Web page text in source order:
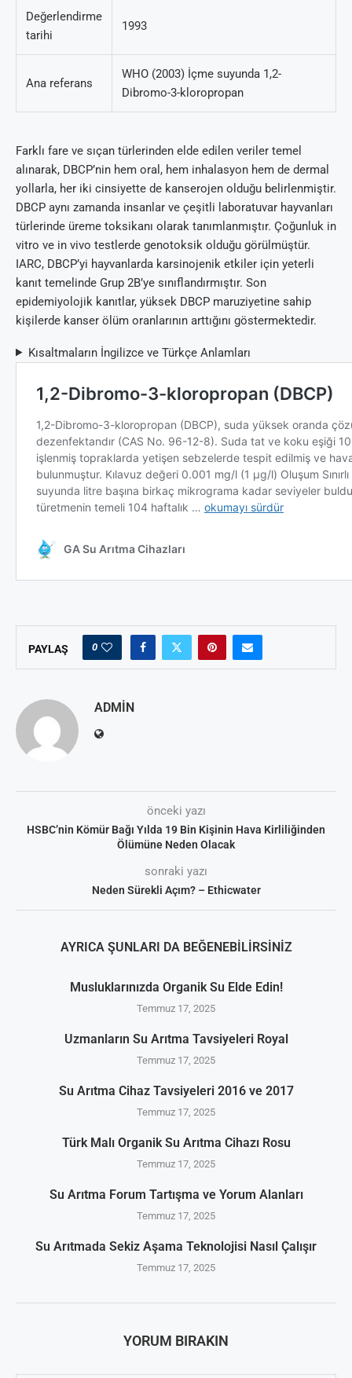
Değerlendirme
tarihi
1993
Ana referans
WHO (2003) İçme suyunda 1,2-
Dibromo-3-kloropropan
Farklı fare ve sıçan türlerinden elde edilen veriler temel
alınarak, DBCP’nin hem oral, hem inhalasyon hem de dermal
yollarla, her iki cinsiyette de kanserojen olduğu belirlenmiştir.
DBCP aynı zamanda insanlar ve çeşitli laboratuvar hayvanları
türlerinde üreme toksikanı olarak tanımlanmıştır. Çoğunluk in
vitro ve in vivo testlerde genotoksik olduğu görülmüştür.
IARC, DBCP’yi hayvanlarda karsinojenik etkiler için yeterli
kanıt temelinde Grup 2B’ye sınıflandırmıştır. Son
epidemiyolojik kanıtlar, yüksek DBCP maruziyetine sahip
kişilerde kanser ölüm oranlarının arttığını göstermektedir.
Kısaltmaların İngilizce ve Türkçe Anlamları
PAYLAŞ 0
ADMIN
önceki yazı
HSBC’nin Kömür Bağı Yılda 19 Bin Kişinin Hava Kirliliğinden
Ölümüne Neden Olacak
sonraki yazı
Neden Sürekli Açım? – Ethicwater
AYRICA ŞUNLARI DA BEĞENEBILIRSINIZ
Musluklarınızda Organik Su Elde Edin!
Temmuz 17, 2025
Uzmanların Su Arıtma Tavsiyeleri Royal
Temmuz 17, 2025
Su Arıtma Cihaz Tavsiyeleri 2016 ve 2017
Temmuz 17, 2025
Türk Malı Organik Su Arıtma Cihazı Rosu
Temmuz 17, 2025
Su Arıtma Forum Tartışma ve Yorum Alanları
Temmuz 17, 2025
Su Arıtmada Sekiz Aşama Teknolojisi Nasıl Çalışır
Temmuz 17, 2025
YORUM BIRAKIN